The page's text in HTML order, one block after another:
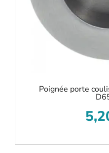
Poignée porte